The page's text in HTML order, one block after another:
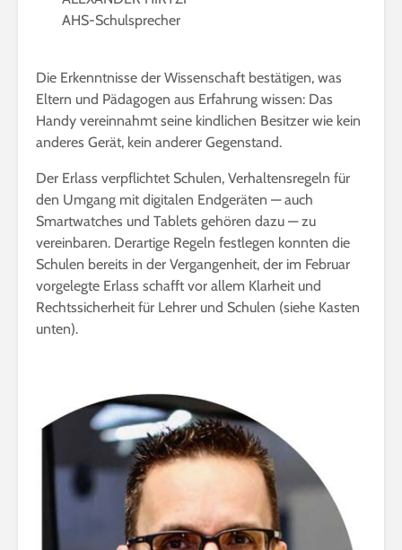
AHS-Schulsprecher
Die Erkenntnisse der Wissenschaft bestätigen, was
Eltern und Pädagogen aus Erfahrung wissen: Das
Handy vereinnahmt seine kindlichen Besitzer wie kein
anderes Gerät, kein anderer Gegenstand.
Der Erlass verpflichtet Schulen, Verhaltensregeln für
den Umgang mit digitalen Endgeräten — auch
Smartwatches und Tablets gehören dazu — zu
vereinbaren. Derartige Regeln festlegen konnten die
Schulen bereits in der Vergangenheit, der im Februar
vorgelegte Erlass schafft vor allem Klarheit und
Rechtssicherheit für Lehrer und Schulen (siehe Kasten
unten).